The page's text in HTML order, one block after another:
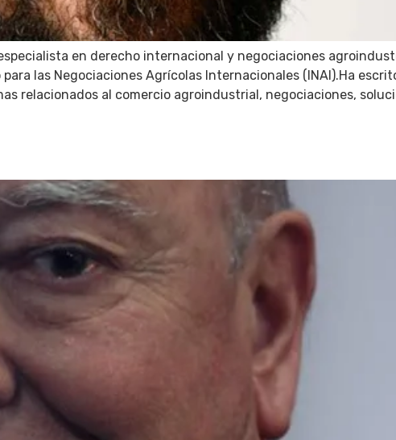
en derecho internacional y negociaciones
las Negociaciones Agrícolas Internacionales (INAI).Ha
relacionados al comercio agroindustrial, negociaciones,